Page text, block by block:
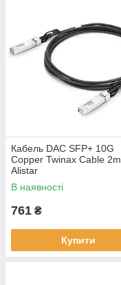
Кабель DAC SFP+ 10G
Copper Twinax Cable 2m
Alistar
В наявності
761 ₴
Купити